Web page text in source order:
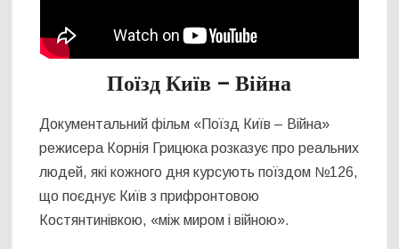
Поїзд Київ – Війна
Документальний фільм «Поїзд Київ – Війна»
режисера Корнія Грицюка розказує про реальних
людей, які кожного дня курсують поїздом №126,
що поєднує Київ з прифронтовою
Костянтинівкою, «між миром і війною».